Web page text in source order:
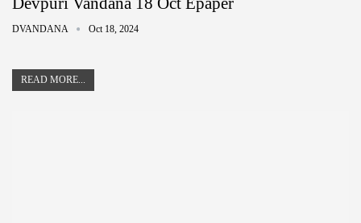
DVANDANA Oct 18, 2024
READ MORE...